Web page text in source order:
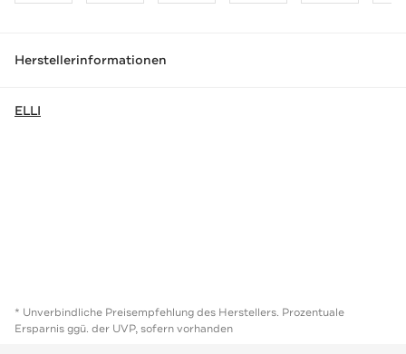
Herstellerinformationen
ELLI
* Unverbindliche Preisempfehlung des Herstellers. Prozentuale
Ersparnis ggü. der UVP, sofern vorhanden